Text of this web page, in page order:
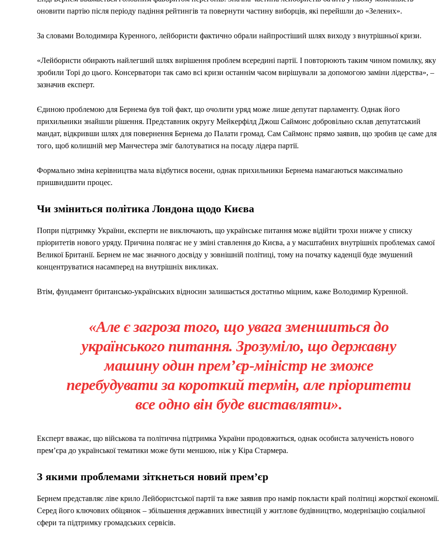
оновити партію після періоду падіння рейтингів та повернути частину виборців, які перейшли до «Зелених».
За словами Володимира Куренного, лейбористи фактично обрали найпростіший шлях виходу з внутрішньої кризи.
«Лейбористи обирають найлегший шлях вирішення проблем всередині партії. І повторюють таким чином помилку, яку
зробили Торі до цього. Консерватори так само всі кризи останнім часом вирішували за допомогою заміни лідерства», –
зазначив експерт.
Єдиною проблемою для Бернема був той факт, що очолити уряд може лише депутат парламенту. Однак його
прихильники знайшли рішення. Представник округу Мейкерфілд Джош Саймонс добровільно склав депутатський
мандат, відкривши шлях для повернення Бернема до Палати громад. Сам Саймонс прямо заявив, що зробив це саме для
того, щоб колишній мер Манчестера зміг балотуватися на посаду лідера партії.
Формально зміна керівництва мала відбутися восени, однак прихильники Бернема намагаються максимально
пришвидшити процес.
Чи зміниться політика Лондона щодо Києва
Попри підтримку України, експерти не виключають, що українське питання може відійти трохи нижче у списку
пріоритетів нового уряду. Причина полягає не у зміні ставлення до Києва, а у масштабних внутрішніх проблемах самої
Великої Британії. Бернем не має значного досвіду у зовнішній політиці, тому на початку каденції буде змушений
концентруватися насамперед на внутрішніх викликах.
Втім, фундамент британсько-українських відносин залишається достатньо міцним, каже Володимир Куренной.
«Але є загроза того, що увага зменшиться до
українського питання. Зрозуміло, що державну
машину один прем’єр-міністр не зможе
перебудувати за короткий термін, але пріоритети
все одно він буде виставляти».
Експерт вважає, що військова та політична підтримка України продовжиться, однак особиста залученість нового
прем’єра до української тематики може бути меншою, ніж у Кіра Стармера.
З якими проблемами зіткнеться новий прем’єр
Бернем представляє ліве крило Лейбористської партії та вже заявив про намір покласти край політиці жорсткої економії.
Серед його ключових обіцянок – збільшення державних інвестицій у житлове будівництво, модернізацію соціальної
сфери та підтримку громадських сервісів.